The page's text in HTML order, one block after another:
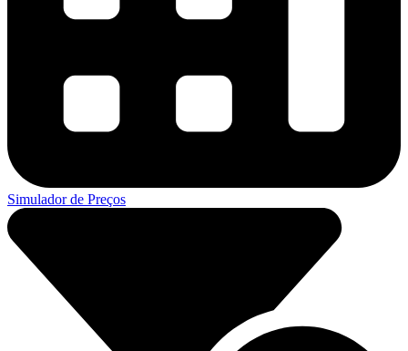
Simulador de Preços